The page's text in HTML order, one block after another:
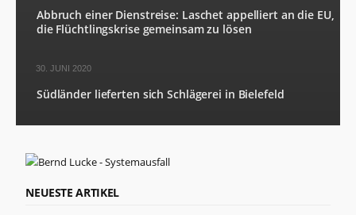
Abbruch einer Dienstreise: Laschet appelliert an die EU,
die Flüchtlingskrise gemeinsam zu lösen
30. JUNI 2020
Südländer lieferten sich Schlägerei in Bielefeld
NEUESTE ARTIKEL